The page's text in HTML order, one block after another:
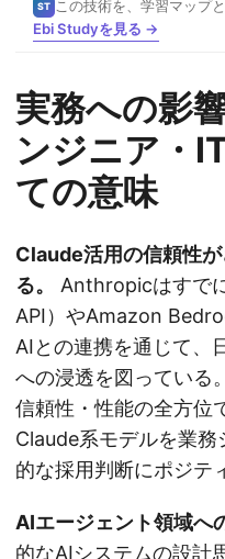
ST この技術を、学習マップ
Ebi Studyを見る →
実務への影
ンジニア・
ての意味
Claude活用の信頼性
る。
Anthropicはすで
API）やAmazon
AIとの連携を通じて、
への浸透を図っている
信頼性・性能の全方位
Claude系モデルを業
的な採用判断にポジテ
AIエージェント領域へ
的なAIシステムの設計